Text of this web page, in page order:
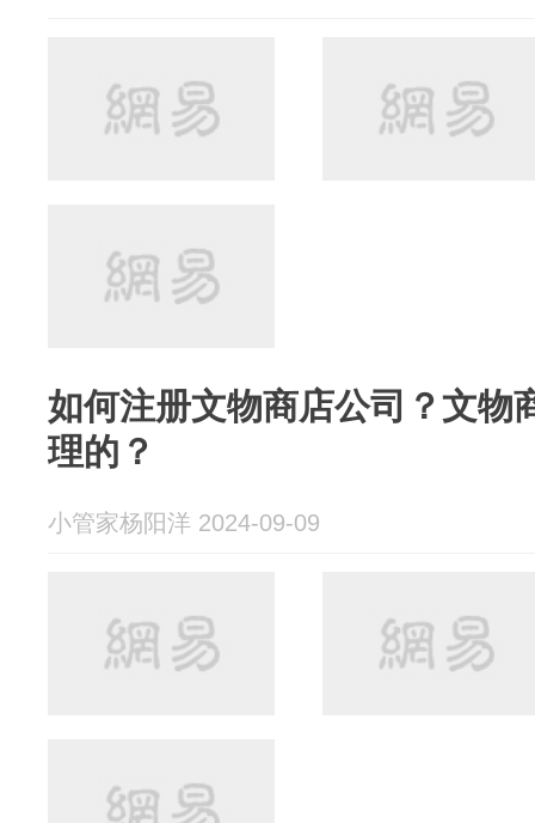
如何注册文物商店公司？文物
理的？
小管家杨阳洋 2024-09-09